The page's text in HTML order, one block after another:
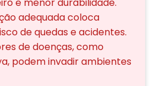
adequada coloca
de quedas e acidentes.
de doenças, como
podem invadir ambientes